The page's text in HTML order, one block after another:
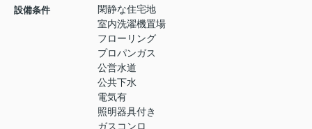
設備条件
閑静な住宅地
室内洗濯機置場
フローリング
プロパンガス
公営水道
公共下水
電気有
照明器具付き
ガスコンロ